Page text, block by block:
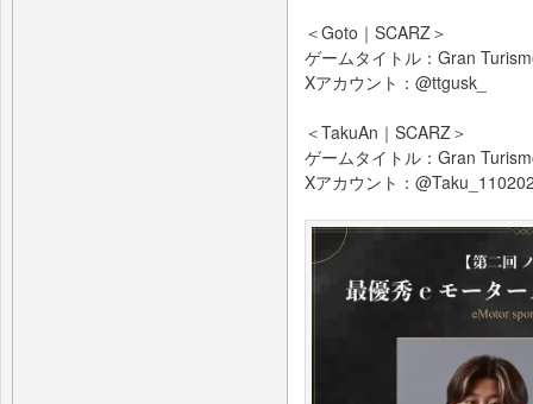
＜Goto｜SCARZ＞
ゲームタイトル：Gran
Xアカウント：@ttgusk_
＜TakuAn｜SCARZ＞
ゲームタイトル：Gran
Xアカウント：